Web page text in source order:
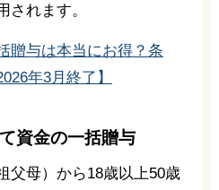
されます。
贈与は本当にお得？条
年3月終了】
資金の一括贈与
父母）から18歳以上50歳